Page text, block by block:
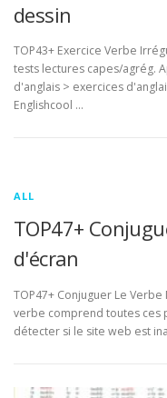
dessin
TOP43+ Exercice Verbe
tests lectures capes/agrég.
d'anglais > exercices
Englishcool …
ALL
TOP47+
d'écran
TOP47+ Conjuguer Le
verbe comprend toutes ces
détecter si le site web est